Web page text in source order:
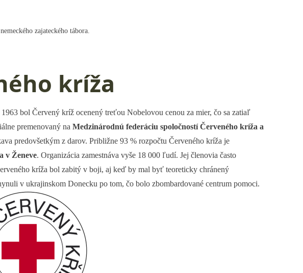
zajateckého tábora.
kríža
bol Červený kríž ocenený treťou Nobelovou cenou za mier, čo sa zatiaľ
premenovaný na Medzinárodnú federáciu spoločností Červeného kríža a
predovšetkým z darov. Približne 93 % rozpočtu Červeného kríža je
v Ženeve. Organizácia zamestnáva vyše 18 000 ľudí. Jej členovia často
kríža bol zabitý v boji, aj keď by mal byť teoreticky chránený
v ukrajinskom Donecku po tom, čo bolo zbombardované centrum pomoci.